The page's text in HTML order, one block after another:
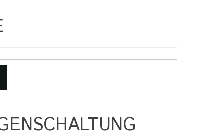
Mitgliedsverbände
Mgl. des BLW
ich Mitglied?